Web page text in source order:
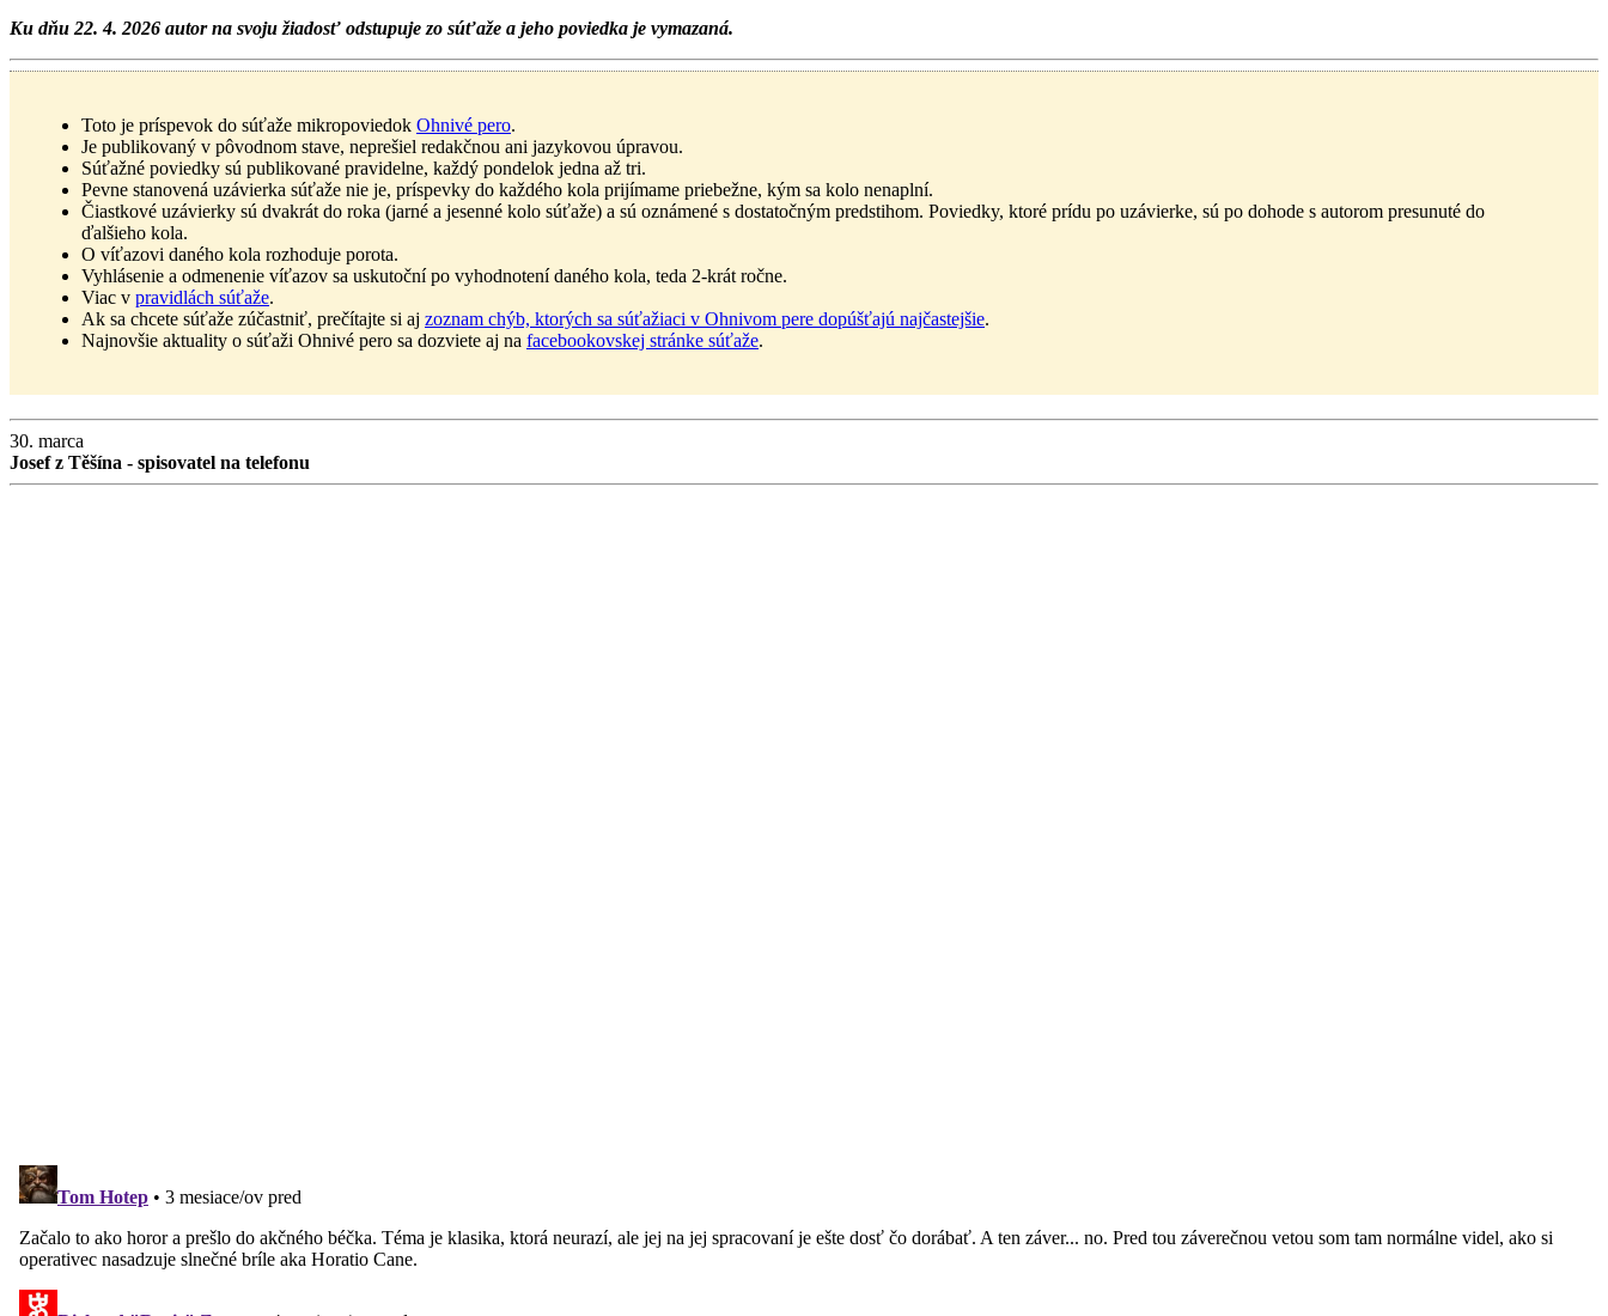
Ku dňu 22. 4. 2026 autor na svoju žiadosť odstupuje zo súťaže a jeho poviedka je vymazaná.
Toto je príspevok do súťaže mikropoviedok Ohnivé pero.
Je publikovaný v pôvodnom stave, neprešiel redakčnou ani jazykovou úpravou.
Súťažné poviedky sú publikované pravidelne, každý pondelok jedna až tri.
Pevne stanovená uzávierka súťaže nie je, príspevky do každého kola prijímame priebežne, kým sa kolo nenaplní.
Čiastkové uzávierky sú dvakrát do roka (jarné a jesenné kolo súťaže) a sú oznámené s dostatočným predstihom. Poviedky, ktoré prídu po uzávierke, sú po dohode s autorom presunuté do
ďalšieho kola.
O víťazovi daného kola rozhoduje porota.
Vyhlásenie a odmenenie víťazov sa uskutoční po vyhodnotení daného kola, teda 2-krát ročne.
Viac v pravidlách súťaže.
Ak sa chcete súťaže zúčastniť, prečítajte si aj zoznam chýb, ktorých sa súťažiaci v Ohnivom pere dopúšťajú najčastejšie.
Najnovšie aktuality o súťaži Ohnivé pero sa dozviete aj na facebookovskej stránke súťaže.
30. marca
Josef z Těšína - spisovatel na telefonu